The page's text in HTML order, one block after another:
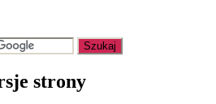
strony